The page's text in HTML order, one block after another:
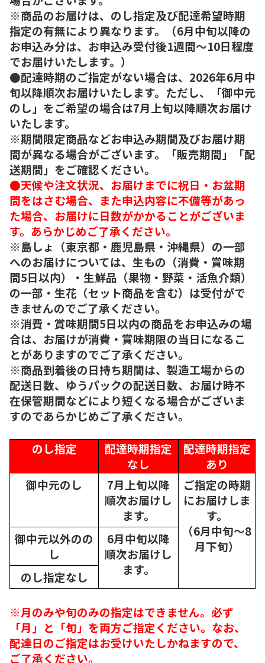
※商品のお届けは、のし指定及び配達希望時期
指定の有無により異なります。（6月中旬以降の
お申込み分は、お申込み受付後1週間～10日程度
でお届けいたします。）
●配達時期のご指定がない場合は、2026年6月中
旬以降順次お届けいたします。ただし、「御中元
のし」をご希望の場合は7月上旬以降順次お届け
いたします。
※期間限定商品などお申込み期間及びお届け期
間が異なる場合がございます。「販売期間」「配
送期間」をご確認ください。
●天候や注文状況、お届けまでに祝日・お盆期
間をはさむ場合、また申込内容に不備等があっ
た場合、お届けに日数がかかることがございま
す。あらかじめご了承ください。
※島しょ（東京都・鹿児島県・沖縄県）の一部
へのお届けについては、生もの（消費・賞味期
間5日以内）・生鮮品（果物・野菜・活魚介類）
の一部・生花（セット商品を含む）は受付がで
きませんのでご了承ください。
※消費・賞味期間5日以内の商品をお申込みの場
合は、お届けが消費・賞味期限の当日になるこ
とがありますのでご了承ください。
※商品到着後の日持ち期間は、製造工場からの
配送日数、ゆうパックの配送日数、お届け時不
在保管期間などにより短くなる場合がございま
すのであらかじめご了承ください。
のし指定
配達時期指定
なし
配達時期指定
あり
御中元のし
7月上旬以降
順次お届けし
ます。
ご指定の時期
にお届けしま
す。
（6月中旬～8
月下旬）
御中元以外のの
し
6月中旬以降
順次お届けし
ます。
のし指定なし
※月のみや旬のみの指定はできません。必ず
「月」と「旬」を両方ご指定ください。なお、
配達日のご指定はお受けいたしかねますので、
ご了承ください。